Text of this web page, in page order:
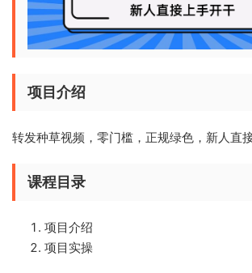
项目介绍
转发种草视频，零门槛，正规绿色，新人直
课程目录
项目介绍
项目实操